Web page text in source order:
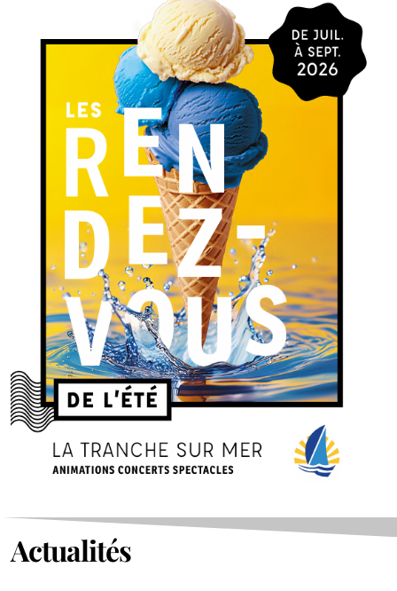
Actualités
Infos billetterie
Infos pratiques
Fiche technique